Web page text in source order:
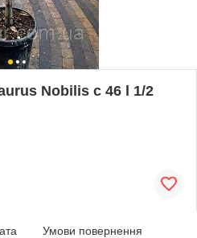
Nobilis с 46 l 1/2
Умови повернення